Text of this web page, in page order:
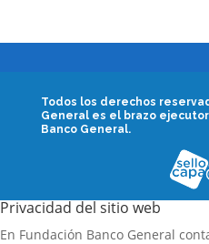
Todos los derechos
General es el brazo
Banco General.
Privacidad del sitio web
En Fundación Banco General